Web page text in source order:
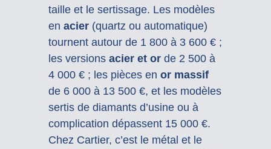
taille et le sertissage. Les modèles
en acier(quartz ou automatique)
tournent autour de 1 800 à 3 600 € ;
les versions acier et orde 2 500 à
4 000 € ; les pièces en or massif
de 6 000 à 13 500 €, et les modèles
sertis de diamants d’usine ou à
complication dépassent 15 000 €.
Chez Cartier, c’est le métal et le